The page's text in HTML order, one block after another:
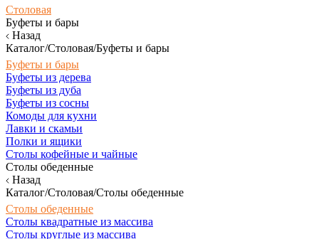
Столовая
Буфеты и бары
Назад
Каталог/Столовая/Буфеты и бары
Буфеты и бары
Буфеты из дерева
Буфеты из дуба
Буфеты из сосны
Комоды для кухни
Лавки и скамьи
Полки и ящики
Столы кофейные и чайные
Столы обеденные
Назад
Каталог/Столовая/Столы обеденные
Столы обеденные
Столы квадратные из массива
Столы круглые из массива